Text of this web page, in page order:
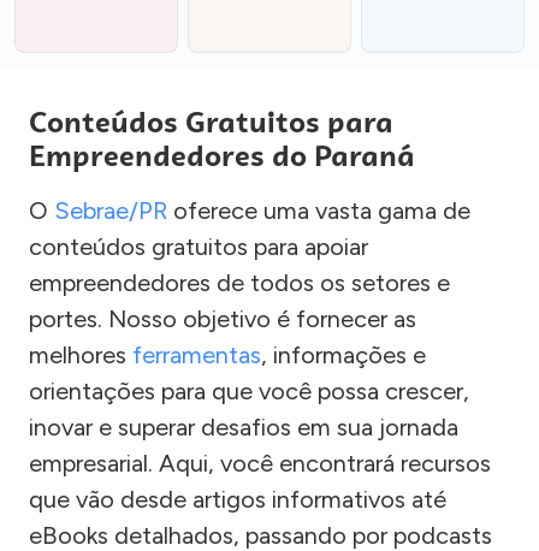
Conteúdos Gratuitos para
Empreendedores do Paraná
O Sebrae/PR oferece uma vasta gama de
conteúdos gratuitos para apoiar
empreendedores de todos os setores e
portes. Nosso objetivo é fornecer as
melhores ferramentas, informações e
orientações para que você possa crescer,
inovar e superar desafios em sua jornada
empresarial. Aqui, você encontrará recursos
que vão desde artigos informativos até
eBooks detalhados, passando por podcasts